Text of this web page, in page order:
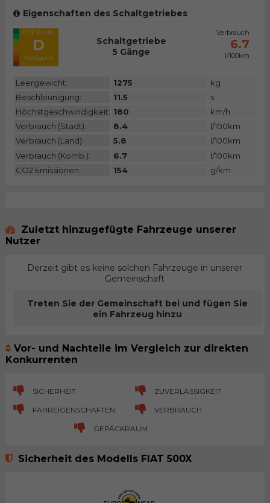
Eigenschaften des Schaltgetriebes
CO2 Emiss.
D
Kategorie
Schaltgetriebe
5 Gänge
Verbrauch
6.7
l/100km
Leergewicht: 1275
kg
Beschleunigung:
11.5
s
Höchstgeschwindigkeit: 180
km/h
Verbrauch (Stadt):
8.4
l/100km
Verbrauch (Land):
5.8
l/100km
Verbrauch (Komb.):
6.7
l/100km
CO2 Emissionen:
154 g/km
Zuletzt hinzugefügte Fahrzeuge unserer
Nutzer
Derzeit gibt es keine solchen Fahrzeuge in unserer
Gemeinschaft
Treten Sie der Gemeinschaft bei und fügen Sie
ein Fahrzeug hinzu
Vor- und Nachteile im Vergleich zur direkten
Konkurrenten
SICHERHEIT ZUVERLÄSSIGKEIT
FAHREIGENSCHAFTEN VERBRAUCH
GEPÄCKRAUM
Sicherheit des Modells FIAT 500X